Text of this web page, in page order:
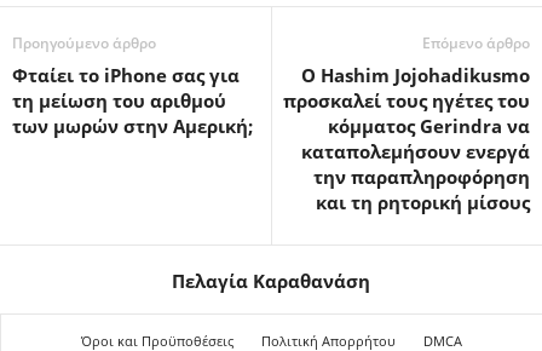
Προηγούμενο άρθρο
Φταίει το iPhone σας για
τη μείωση του αριθμού
των μωρών στην Αμερική;
Επόμενο άρθρο
Ο Hashim Jojohadikusmo
προσκαλεί τους ηγέτες του
κόμματος Gerindra να
καταπολεμήσουν ενεργά
την παραπληροφόρηση
και τη ρητορική μίσους
Πελαγία Καραθανάση
Όροι και Προϋποθέσεις Πολιτική Απορρήτου
DMCA